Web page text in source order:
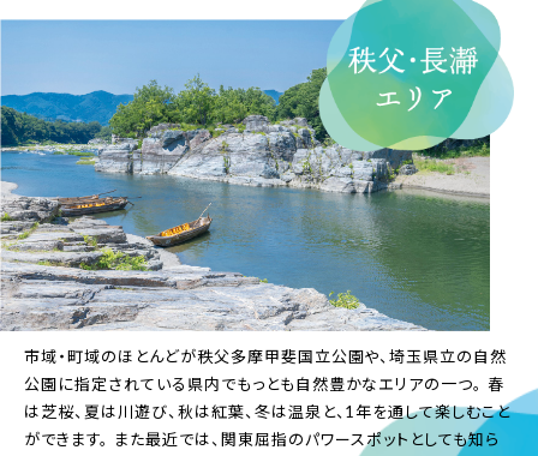
市域・町域のほとんどが秩父多摩甲斐国立公園や、埼玉県立の自然
公園に指定されている県内でもっとも自然豊かなエリアの一つ。 春
は芝桜、夏は川遊び、秋は紅葉、冬は温泉と、1年を通して楽しむこと
ができます。 また最近では、関東屈指のパワースポットとしても知ら